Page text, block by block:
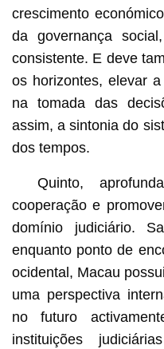
crescimento
da governança
consistente. E deve
os horizontes, elevar
na tomada das
assim, a sintonia do
dos tempos.
Quinto,
cooperação e
domínio judiciário.
enquanto ponto de
ocidental, Macau
uma perspectiva
no futuro
instituições